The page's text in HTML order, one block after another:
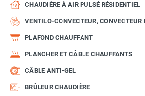
CHAUDIÈRE À AIR PULSÉ RÉSIDENTIEL
VENTILO-CONVECTEUR, CONVECTEUR
PLAFOND CHAUFFANT
PLANCHER ET CÂBLE CHAUFFANTS
CÂBLE ANTI-GEL
BRÛLEUR CHAUDIÈRE